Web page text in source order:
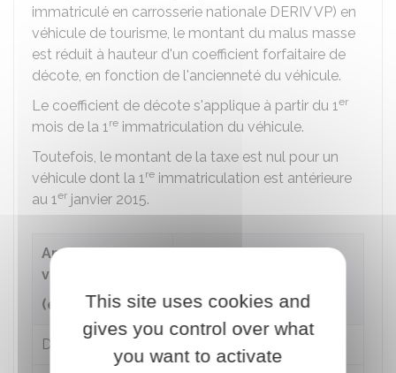
immatriculé en carrosserie nationale DERIV VP) en
véhicule de tourisme, le montant du malus masse
est réduit à hauteur d'un coefficient forfaitaire de
décote, en fonction de l'ancienneté du véhicule.
Le coefficient de décote s'applique à partir du 1er
mois de la 1re immatriculation du véhicule.
Toutefois, le montant de la taxe est nul pour un
véhicule dont la 1re immatriculation est antérieure
au 1er janvier 2015.
Ancienneté du
véhicule
(en mois)
Coefficient forfaitaire
(en pourcentage)
De 1 à 3
This site uses cookies and
gives you control over what
you want to activate